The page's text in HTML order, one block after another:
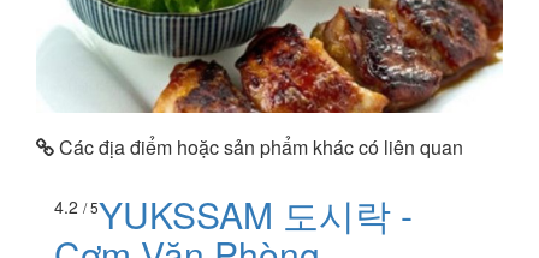
Các địa điểm hoặc sản phẩm khác có liên quan
4.2 / 5YUKSSAM 도시락 -